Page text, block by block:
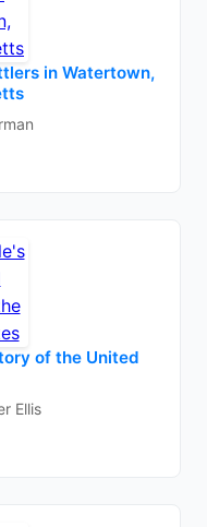
in Watertown,
of the United
Ellis